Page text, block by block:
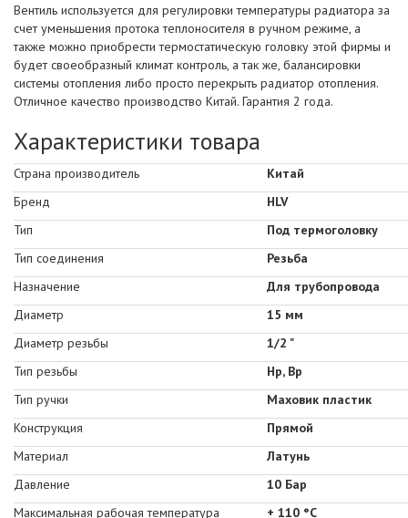
Вентиль используется для регулировки температуры радиатора за
счет уменьшения протока теплоносителя в ручном режиме, а
также можно приобрести термостатическую головку этой фирмы и
будет своеобразный климат контроль, а так же, балансировки
системы отопления либо просто перекрыть радиатор отопления.
Отличное качество производство Китай. Гарантия 2 года.
Характеристики товара
Страна производитель
Китай
Бренд
HLV
Тип
Под термоголовку
Тип соединения
Резьба
Назначение
Для трубопровода
Диаметр
15 мм
Диаметр резьбы
1/2 "
Тип резьбы
Нр, Вр
Тип ручки
Маховик пластик
Конструкция
Прямой
Материал
Латунь
Давление
10 Бар
Максимальная рабочая температура
+ 110 °C